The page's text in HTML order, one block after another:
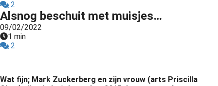
2
Alsnog beschuit met muisjes…
09/02/2022
1 min
2
Wat fijn; Mark Zuckerberg en zijn vrouw (arts Priscilla
te
over
van